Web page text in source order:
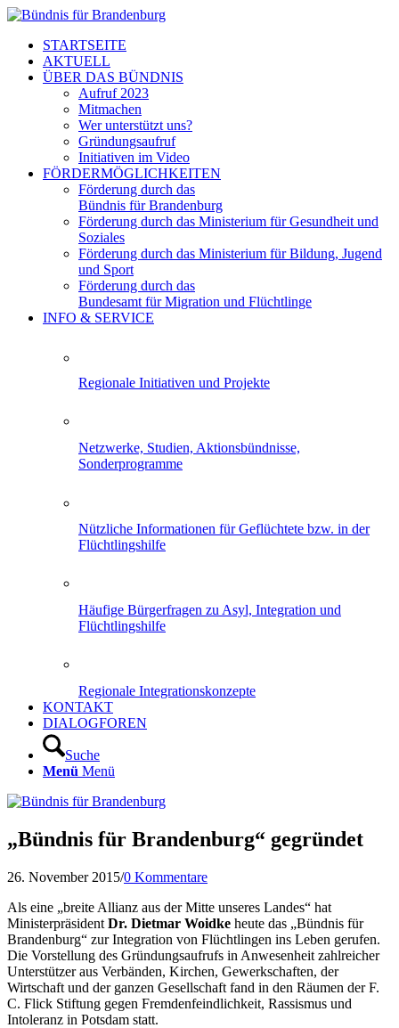
STARTSEITE
AKTUELL
ÜBER DAS BÜNDNIS
Aufruf 2023
Mitmachen
Wer unterstützt uns?
Gründungsaufruf
Initiativen im Video
FÖRDERMÖGLICHKEITEN
Förderung durch das
Bündnis für Brandenburg
Förderung durch das Ministerium für Gesundheit und
Soziales
Förderung durch das Ministerium für Bildung, Jugend
und Sport
Förderung durch das
Bundesamt für Migration und Flüchtlinge
INFO & SERVICE
Regionale Initiativen und Projekte
Netzwerke, Studien, Aktionsbündnisse,
Sonderprogramme
Nützliche Informationen für Geflüchtete bzw. in der
Flüchtlingshilfe
Häufige Bürgerfragen zu Asyl, Integration und
Flüchtlingshilfe
Regionale Integrationskonzepte
KONTAKT
DIALOGFOREN
Suche
Menü Menü
„Bündnis für Brandenburg“ gegründet
26. November 2015/0 Kommentare
Als eine „breite Allianz aus der Mitte unseres Landes“ hat
Ministerpräsident Dr. Dietmar Woidke heute das „Bündnis für
Brandenburg“ zur Integration von Flüchtlingen ins Leben gerufen.
Die Vorstellung des Gründungsaufrufs in Anwesenheit zahlreicher
Unterstützer aus Verbänden, Kirchen, Gewerkschaften, der
Wirtschaft und der ganzen Gesellschaft fand in den Räumen der F.
C. Flick Stiftung gegen Fremdenfeindlichkeit, Rassismus und
Intoleranz in Potsdam statt.